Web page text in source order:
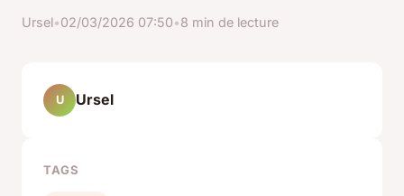
Ursel•02/03/2026 07:50•8 min de lecture
U Ursel
TAGS